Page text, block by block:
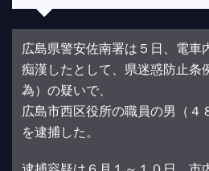
広島県警安佐南署は５日、電車
痴漢したとして、県迷惑防止条
為）の疑いで、
広島市西区役所の職員の男（４
を逮捕した。